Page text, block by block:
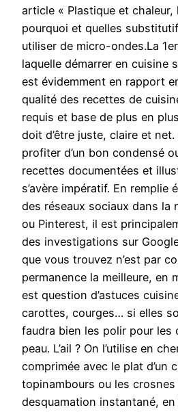
article « Plastique et chaleur,
pourquoi et quelles
utiliser de micro-ondes.La
laquelle démarrer en cuisine
est évidemment en rapport
qualité des recettes de
requis et base de plus en
doit d’être juste, claire et
profiter d’un bon condensé
recettes documentées et
s’avère impératif. En remplie
des réseaux sociaux dans la
ou Pinterest, il est
des investigations sur
que vous trouvez n’est par
permanence la meilleure, en
est question d’astuces
carottes, courges… si elles
faudra bien les polir pour les
peau. L’ail ? On l’utilise en
comprimée avec le plat d’un
topinambours ou les
desquamation instantané,